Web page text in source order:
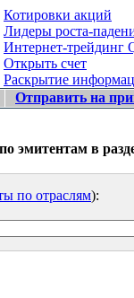
Котировки акций
Лидеры роста-
Интернет-трейдинг
Открыть счет
Раскрытие
Отправить на
эмитентам в
по отраслям):